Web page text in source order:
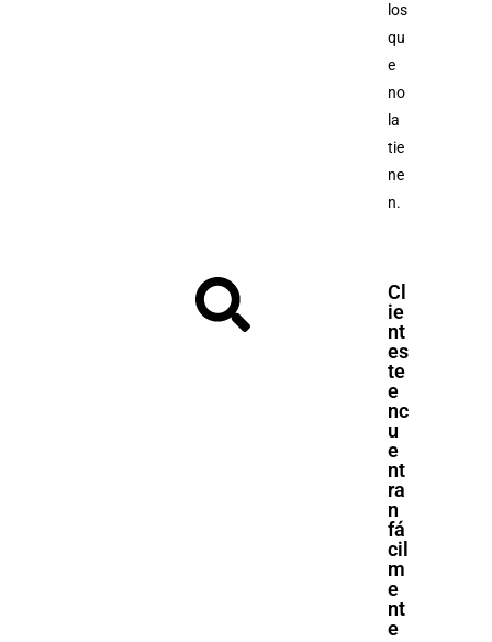
los
qu
e
no
la
tie
ne
n.
Cl
ie
nt
es
te
e
nc
u
e
nt
ra
n
fá
cil
m
e
nt
e